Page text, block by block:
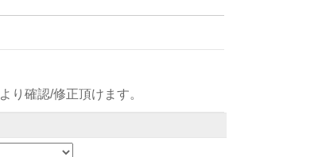
り確認/修正頂けます。